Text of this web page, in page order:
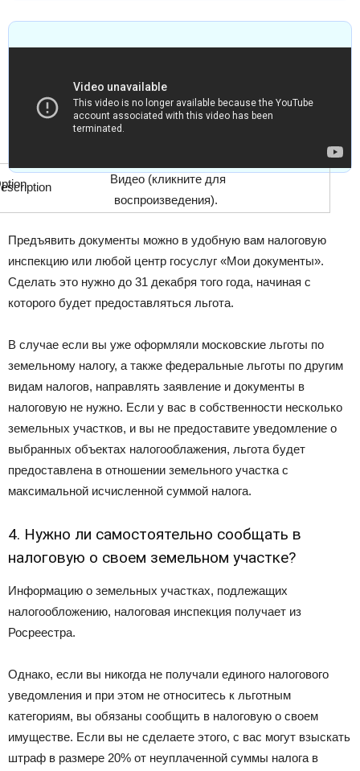
Видео (кликните для
воспроизведения).
Предъявить документы можно в удобную вам налоговую
инспекцию или любой центр госуслуг «Мои документы».
Сделать это нужно до 31 декабря того года, начиная с
которого будет предоставляться льгота.
В случае если вы уже оформляли московские льготы по
земельному налогу, а также федеральные льготы по другим
видам налогов, направлять заявление и документы в
налоговую не нужно. Если у вас в собственности несколько
земельных участков, и вы не предоставите уведомление о
выбранных объектах налогооблажения, льгота будет
предоставлена в отношении земельного участка с
максимальной исчисленной суммой налога.
4. Нужно ли самостоятельно сообщать в
налоговую о своем земельном участке?
Информацию о земельных участках, подлежащих
налогообложению, налоговая инспекция получает из
Росреестра.
Однако, если вы никогда не получали единого налогового
уведомления и при этом не относитесь к льготным
категориям, вы обязаны сообщить в налоговую о своем
имуществе. Если вы не сделаете этого, с вас могут взыскать
штраф в размере 20% от неуплаченной суммы налога в